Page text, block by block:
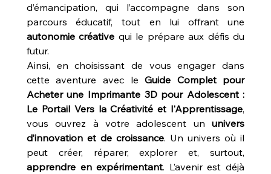
d’émancipation, qui l’accompagne dans son
autonomie créative qui le prépare aux défis du
futur.
Ainsi, en choisissant de vous engager dans
cette aventure avec le Guide Complet pour
Acheter une Imprimante 3D pour Adolescent :
Le Portail Vers la Créativité et l'Apprentissage,
vous ouvrez à votre adolescent un univers
d’innovation et de croissance. Un univers où il
apprendre en expérimentant. L’avenir est déjà